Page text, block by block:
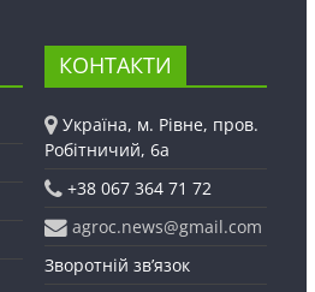
КОНТАКТИ
Україна, м. Рівне, пров.
Робітничий, 6а
+38 067 364 71 72
agroc.news@gmail.com
Зворотній зв’язок